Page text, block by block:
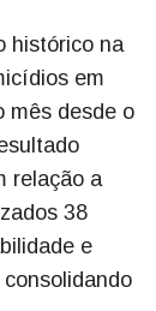
histórico na
em
mês desde o
relação a
38
e